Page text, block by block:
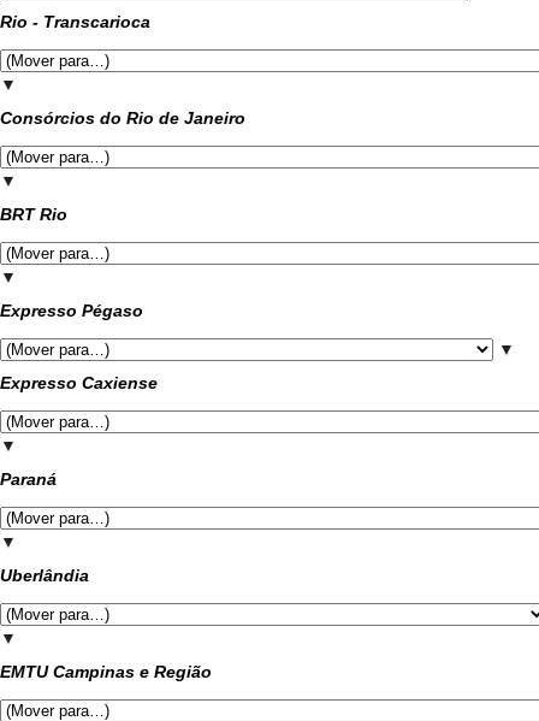
Rio - Transcarioca
▼
Consórcios do Rio de Janeiro
▼
BRT Rio
▼
Expresso Pégaso
▼
Expresso Caxiense
▼
Paraná
▼
Uberlândia
▼
EMTU Campinas e Região